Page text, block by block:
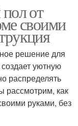
от
своими
решение для
уютную
распределять
рассмотрим, как
руками, без